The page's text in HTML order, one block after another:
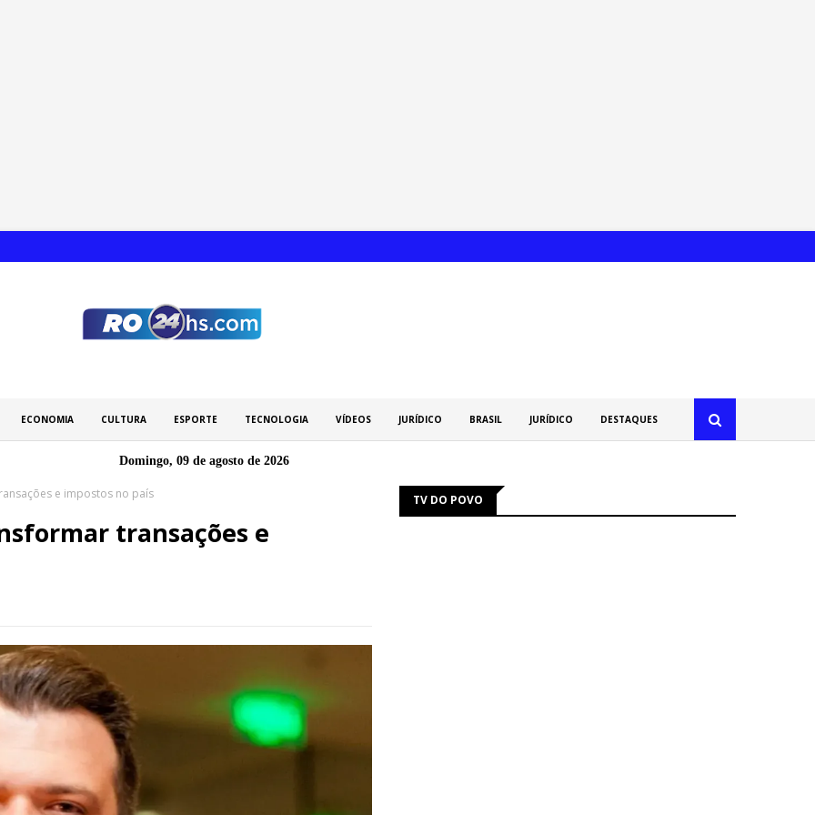
ECONOMIA CULTURA ESPORTE TECNOLOGIA VÍDEOS JURÍDICO BRASIL JURÍDICO DESTAQUES
Domingo, 09 de agosto de 2026
e impostos no país
transações e
TV DO POVO